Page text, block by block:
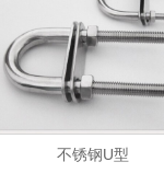
不锈钢U型